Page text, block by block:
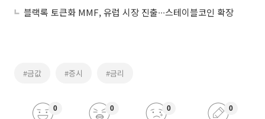
블랙록 토큰화 MMF, 유럽 시장 진출∙∙∙스테이블코인 확장
#금값 #증시 #금리
0 0 0 0